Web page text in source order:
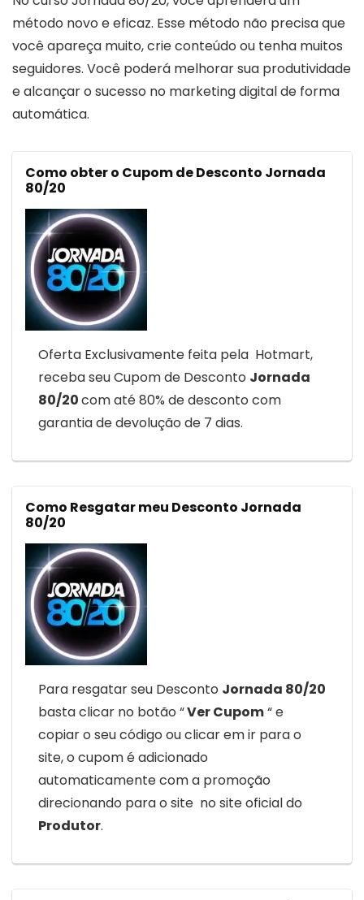
método novo e eficaz. Esse método não precisa que
você apareça muito, crie conteúdo ou tenha muitos
seguidores. Você poderá melhorar sua produtividade
e alcançar o sucesso no marketing digital de forma
automática.
Como obter o Cupom de Desconto Jornada
80/20
Oferta Exclusivamente feita pela Hotmart,
receba seu Cupom de Desconto Jornada
80/20com até 80% de desconto com
garantia de devolução de 7 dias.
Como Resgatar meu Desconto Jornada
80/20
Para resgatar seu Desconto Jornada 80/20
basta clicar no botão “Ver Cupom“ e
copiar o seu código ou clicar em ir para o
site, o cupom é adicionado
automaticamente com a promoção
direcionando para o site no site oficial do
Produtor.